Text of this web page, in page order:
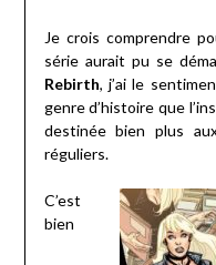
Je crois comprendre
série aurait pu se
Rebirth, j’ai le
genre d’histoire que
destinée bien plus
réguliers.
C’est
bien